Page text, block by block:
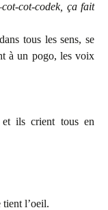
cot-codek, ça fait
tous les sens, se
à un pogo, les voix
ils crient tous en
tient l’oeil.